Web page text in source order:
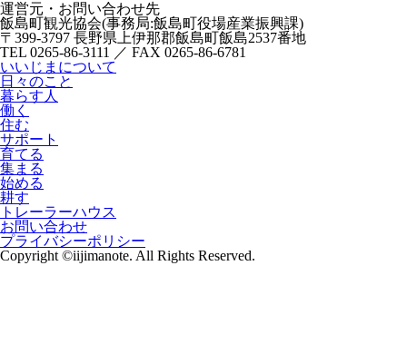
運営元・お問い合わせ先
飯島町観光協会(事務局:飯島町役場産業振興課)
〒399-3797 長野県上伊那郡飯島町飯島2537番地
TEL 0265-86-3111 ／ FAX 0265-86-6781
いいじまについて
日々のこと
暮らす人
働く
住む
サポート
育てる
集まる
始める
耕す
トレーラーハウス
お問い合わせ
プライバシーポリシー
Copyright ©iijimanote. All Rights Reserved.